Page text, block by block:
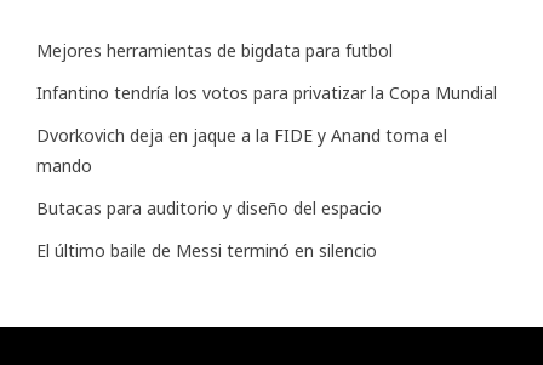
Mejores herramientas de bigdata para futbol
Infantino tendría los votos para privatizar la Copa Mundial
Dvorkovich deja en jaque a la FIDE y Anand toma el
mando
Butacas para auditorio y diseño del espacio
El último baile de Messi terminó en silencio